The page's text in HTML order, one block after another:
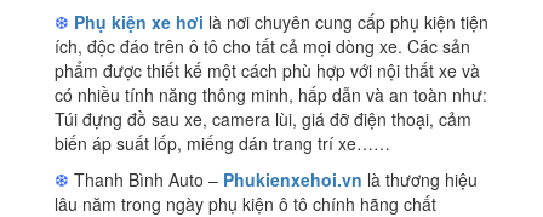
❆ Phụ kiện xe hơi là nơi chuyên cung cấp phụ kiện tiện
ích, độc đáo trên ô tô cho tất cả mọi dòng xe. Các sản
phẩm được thiết kế một cách phù hợp với nội thất xe và
có nhiều tính năng thông minh, hấp dẫn và an toàn như:
Túi đựng đồ sau xe, camera lùi, giá đỡ điện thoại, cảm
biến áp suất lốp, miếng dán trang trí xe……
❆ Thanh Bình Auto – Phukienxehoi.vn là thương hiệu
lâu năm trong ngày phụ kiện ô tô chính hãng chất